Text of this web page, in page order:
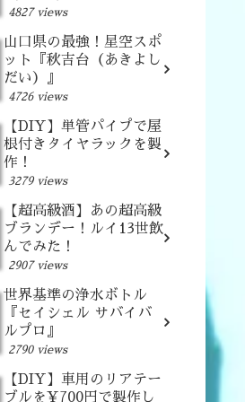
4827 views
山口県の最強！星空スポ
ット『秋吉台（あきよし
だい）』
4726 views
【DIY】単管パイプで屋
根付きタイヤラックを製
作！
3279 views
【超高級酒】あの超高級
ブランデー！ルイ13世飲
んでみた！
2907 views
世界基準の浄水ボトル
『セイシェル サバイバ
ルプロ』
2790 views
【DIY】車用のリアテー
ブルを¥700円で製作し